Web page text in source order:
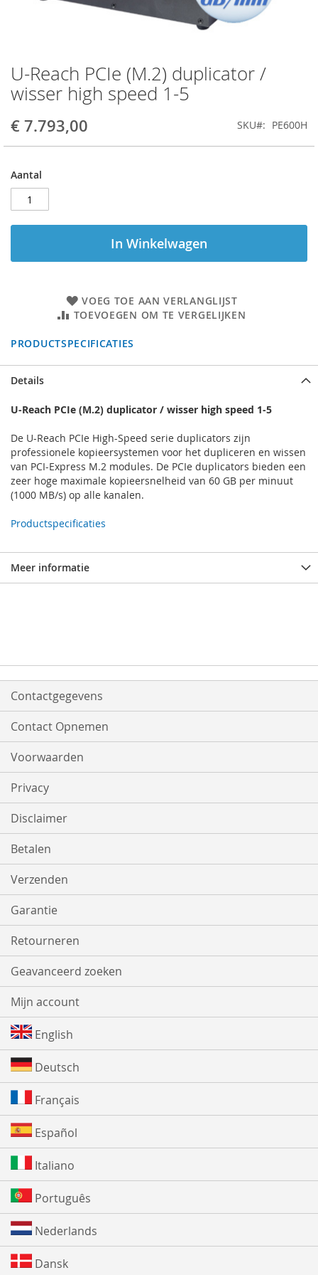
U-Reach PCIe (M.2) duplicator /
wisser high speed 1-5
€ 7.793,00 SKU PE600H
Aantal
In Winkelwagen
VOEG TOE AAN VERLANGLIJST
TOEVOEGEN OM TE VERGELIJKEN
PRODUCTSPECIFICATIES
Ga
naar
het
van
gallerij
Details
U-Reach PCIe (M.2) duplicator / wisser high speed 1-5
De U-Reach PCIe High-Speed serie duplicators zijn
professionele kopieersystemen voor het dupliceren en wissen
van PCI-Express M.2 modules. De PCIe duplicators bieden een
zeer hoge maximale kopieersnelheid van 60 GB per minuut
(1000 MB/s) op alle kanalen.
Productspecificaties
Meer informatie
Contactgegevens
Contact Opnemen
Voorwaarden
Privacy
Disclaimer
Betalen
Verzenden
Garantie
Retourneren
Geavanceerd zoeken
Mijn account
English
Deutsch
Français
Español
Italiano
Português
Nederlands
Dansk